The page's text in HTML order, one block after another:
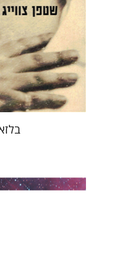
הנחת אתר
$32